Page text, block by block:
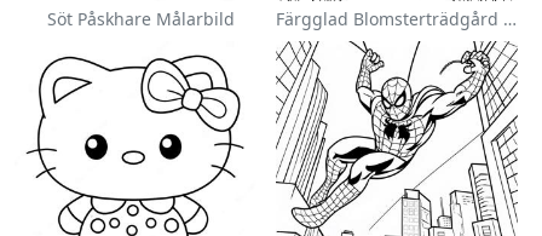
Söt Påskhare Målarbild Färgglad Blomsterträdgård Målarbild